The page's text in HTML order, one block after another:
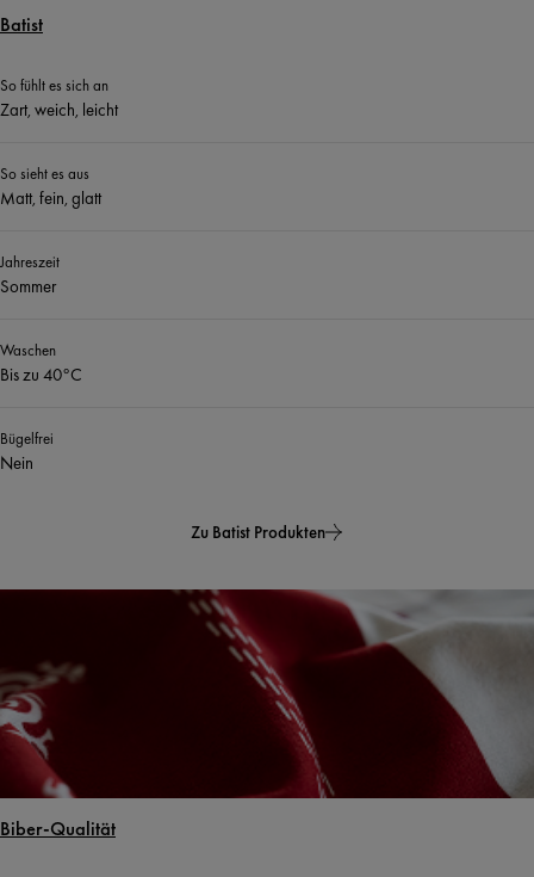
Batist
So fühlt es sich an
Zart, weich, leicht
So sieht es aus
Matt, fein, glatt
Jahreszeit
Sommer
Waschen
Bis zu 40°C
Bügelfrei
Nein
Zu Batist Produkten
Biber-Qualität